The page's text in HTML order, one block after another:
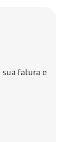
sua fatura e